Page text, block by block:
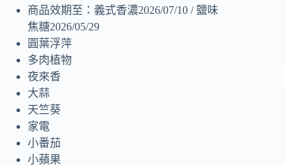
商品效期至：義式香濃2026/07/10 / 鹽味
焦糖2026/05/29
圓葉浮萍
多肉植物
夜來香
大蒜
天竺葵
家電
小番茄
小蘋果